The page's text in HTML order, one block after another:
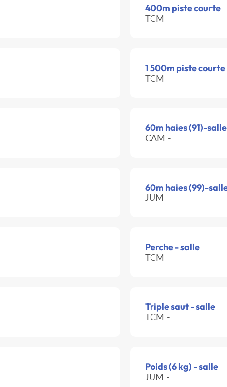
400m piste courte
TCM -
1 500m piste courte
TCM -
60m haies (91)-salle
CAM -
60m haies (99)-
JUM -
Perche - salle
TCM -
Triple saut - salle
TCM -
Poids (6 kg) - salle
JUM -